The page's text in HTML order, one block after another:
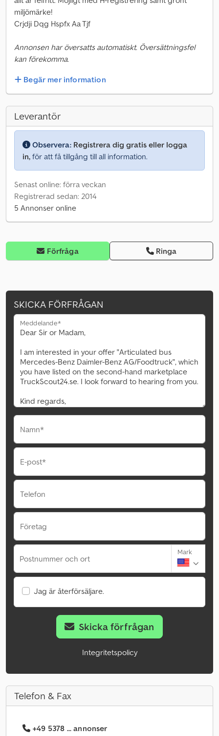
miljömärke!
Crjdji Dqg Hspfx Aa Tjf
Annonsen har översatts automatiskt. Översättningsfel
kan förekomma.
Begär mer information
Leverantör
Observera: Registrera dig gratis eller logga
in, för att få tillgång till all information.
Senast online: förra veckan
Registrerad sedan: 2014
5 Annonser online
Förfråga Ringa
SKICKA FÖRFRÅGAN
Meddelande*
Namn*
E-post*
Telefon
Företag
Postnummer och ort
Mark
Jag är återförsäljare.
Skicka förfrågan
Integritetspolicy
Telefon & Fax
+49 5378 ... annonser